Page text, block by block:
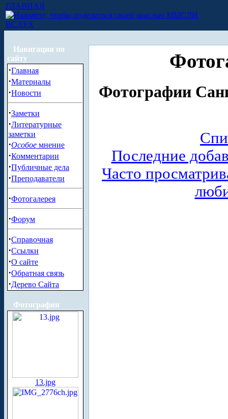
ГЛАВНАЯ
МЫСЛИ
ВСЛУХ
Навигация по
сайту
·Главная
·Материалы
·Новости
·Заметки
·Литературные
заметки
·Особое мнение
·Комментарии
·Публичные дела
·Преподаватели
·Фотогалерея
·Форум
·Справочная
·Ссылки
·О сайте
·Обратная связь
·Дерево Сайта
Фотографии
13.jpg
Фотографии
Последние
Часто